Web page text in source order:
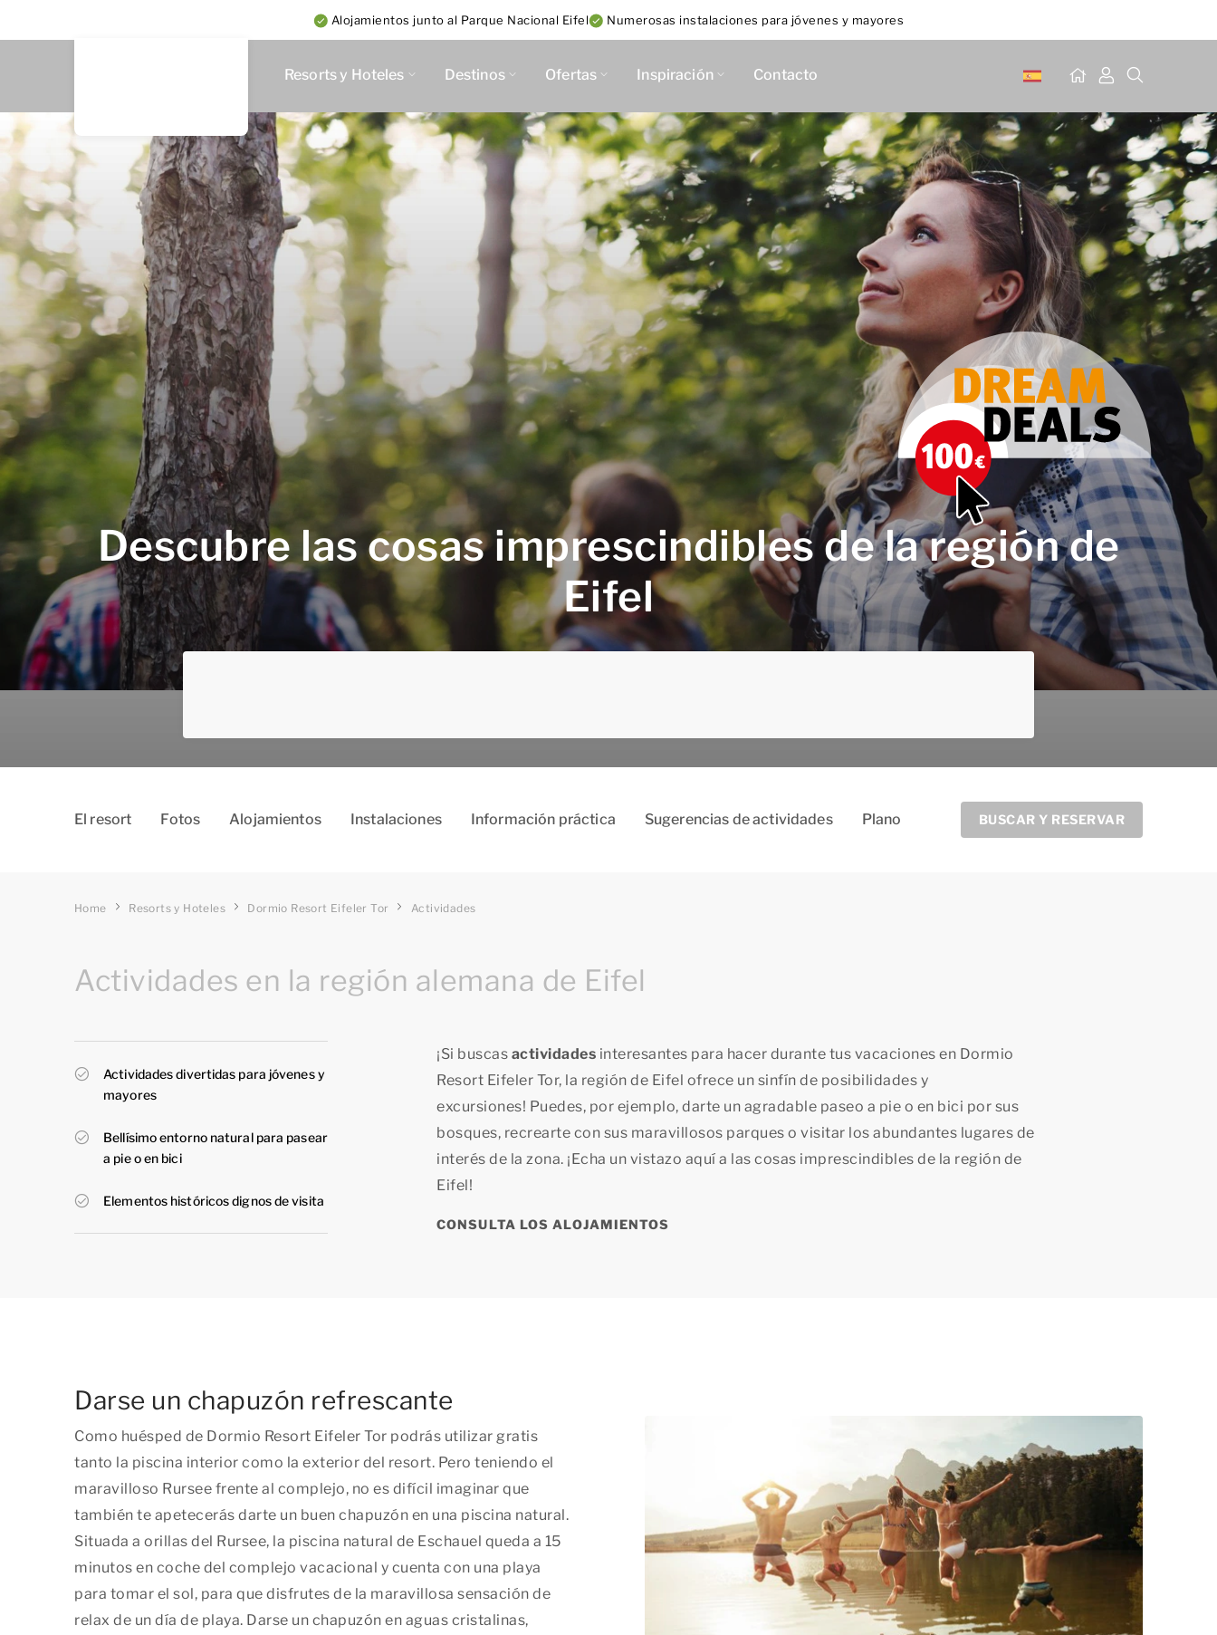
Alojamientos junto al Parque Nacional Eifel Numerosas instalaciones para jóvenes y mayores
Resorts y Hoteles Destinos Ofertas Inspiración Contacto
Descubre las cosas imprescindibles de la región de
Eifel
El resort Fotos Alojamientos Instalaciones Información práctica Sugerencias de actividades Plano BUSCAR Y RESERVAR
Home Resorts y Hoteles Dormio Resort Eifeler Tor Actividades
Actividades en la región alemana de Eifel
Actividades divertidas para jóvenes y
mayores
Bellísimo entorno natural para pasear
a pie o en bici
Elementos históricos dignos de visita
¡Si buscas actividades interesantes para hacer durante tus vacaciones en Dormio
Resort Eifeler Tor, la región de Eifel ofrece un sinfín de posibilidades y
excursiones! Puedes, por ejemplo, darte un agradable paseo a pie o en bici por sus
bosques, recrearte con sus maravillosos parques o visitar los abundantes lugares de
interés de la zona. ¡Echa un vistazo aquí a las cosas imprescindibles de la región de
Eifel!
CONSULTA LOS ALOJAMIENTOS
Darse un chapuzón refrescante
Como huésped de Dormio Resort Eifeler Tor podrás utilizar gratis
tanto la piscina interior como la exterior del resort. Pero teniendo el
maravilloso Rursee frente al complejo, no es difícil imaginar que
también te apetecerás darte un buen chapuzón en una piscina natural.
Situada a orillas del Rursee, la piscina natural de Eschauel queda a 15
minutos en coche del complejo vacacional y cuenta con una playa
para tomar el sol, para que disfrutes de la maravillosa sensación de
relax de un día de playa. Darse un chapuzón en aguas cristalinas,